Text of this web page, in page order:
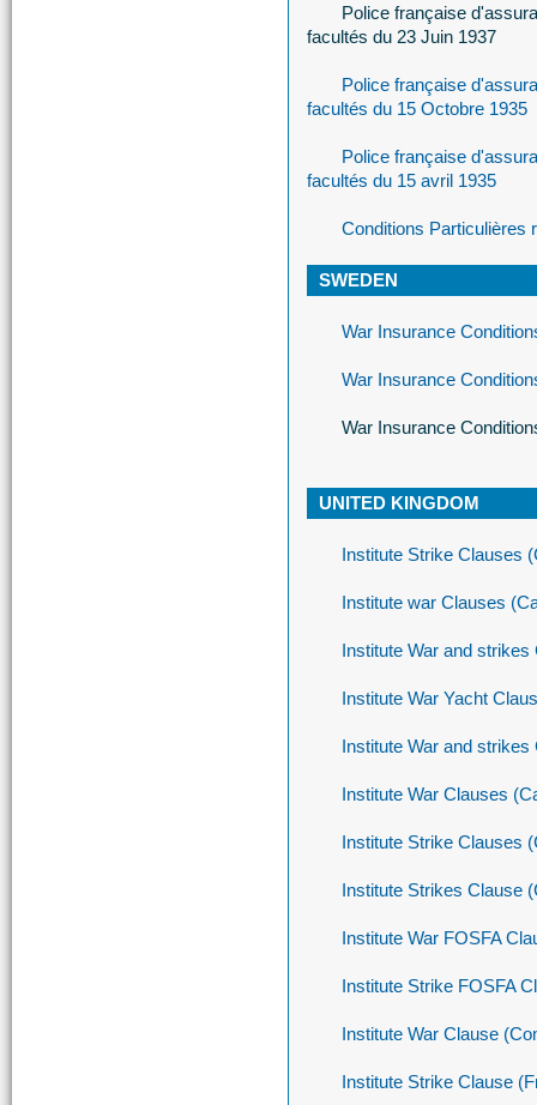
Police française
facultés du 23 Juin 1937
Police française
facultés du 15 Octobre 1935
Police française
facultés du 15 avril 1935
Conditions Particulières
SWEDEN
War Insurance
War Insurance
War Insurance
UNITED KINGDOM
Institute Strike Clauses
Institute war Clauses
Institute War and
Institute War Yacht
Institute War and
Institute War Clauses
Institute Strike Clauses
Institute Strikes Clause
Institute War FOSFA
Institute Strike FOSFA
Institute War Clause
Institute Strike Clause